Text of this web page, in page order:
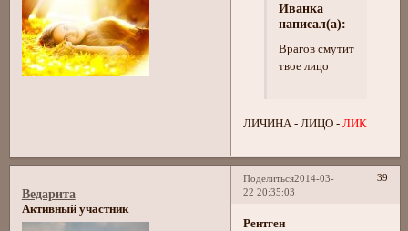
Иванка
написал(а):
Врагов смутит
твое лицо
ЛИЧИНА - ЛИЦО -ЛИК
Поделиться 39
2014-03-
22 20:35:03
Ведарита
Активный участник
Рентген